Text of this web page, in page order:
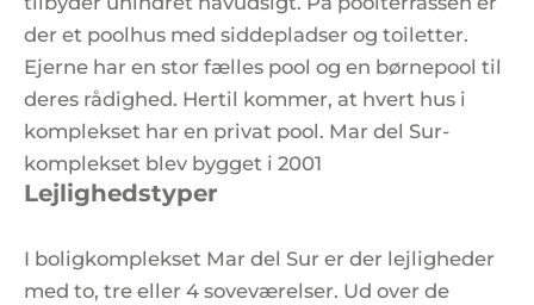
der et poolhus med siddepladser og toiletter.
Ejerne har en stor fælles pool og en børnepool til
deres rådighed. Hertil kommer, at hvert hus i
komplekset har en privat pool. Mar del Sur-
komplekset blev bygget i 2001
Lejlighedstyper
I boligkomplekset Mar del Sur er der lejligheder
med to, tre eller 4 soveværelser. Ud over de